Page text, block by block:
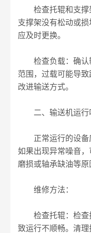
检查托辊和支撑
支撑架没有松动或损
应及时更换。
检查负载：确认
范围，过载可能导
改进输送方式。
二、输送机运行
正常运行的设备
如果出现异常噪音
磨损或轴承缺油等原
维修方法：
检查托辊：检查
致运行不顺畅。清理